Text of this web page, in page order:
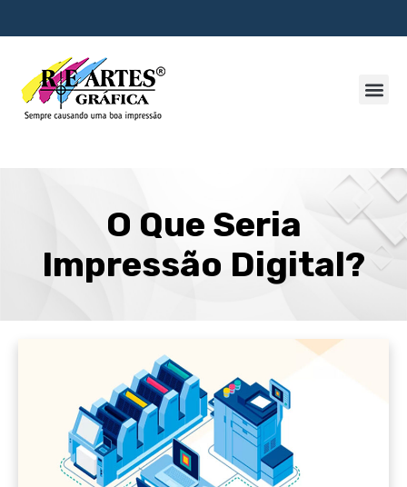
O Que Seria
Impressão Digital?